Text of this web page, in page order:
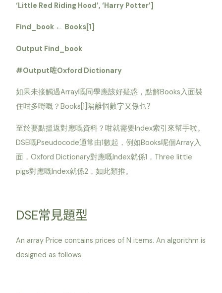
‘Little Red Riding Hood’, ‘Harry Potter’]
Find_book ← Books[1]
Output Find_book
#Output咗Oxford Dictionary
如果未接觸過Array嘅同學應該好疑惑，點解Books入面裝
住咁多嘢嘅？ Books[1] 隔離個數字又係乜？
至於要點搵返對應嘅資料？咁就需要Index索引來幫手啦。
DSE嘅Pseudocode通常由1數起，例如Books呢個Array入
面，Oxford Dictionary對應嘅Index就係1 ， Three little
pigs對應嘅Index就係2 ，如此類推。
DSE常見題型
An array Price contains prices of N items. An algorithm is
designed as follows: